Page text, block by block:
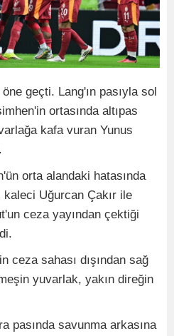
geçti. Lang'ın pasıyla sol
ortasında altıpas
kafa vuran Yunus
orta alandaki hatasında
Uğurcan Çakır ile
ceza yayından çektiği
ceza sahası dışından sağ
yuvarlak, yakın direğin
pasında savunma arkasına